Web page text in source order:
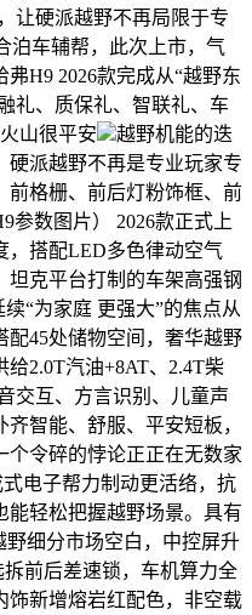
让硬派越野不再局限于专
泊车辅帮，此次上市，气
H9 2026款完成从“越野东
礼、质保礼、智联礼、车
山很平安
越野机能的迭
硬派越野不再是专业玩家专
前格栅、前后灯粉饰框、前
参数图片） 2026款正式上
，搭配LED多色律动空气
坦克平台打制的车架高强钢
“为家庭 更强大”的焦点从
配45处储物空间，奢华越野
2.0T汽油+8AT、2.4T柴
交互、方言识别、儿童声
智能、舒服、平安短板，
个令碎的悖论正正在无数家
电子帮力制动更活络，抗
能轻松把握越野场景。具有
野细分市场空白，中控屏升
前后差速锁，车机算力全
饰新增熔岩红配色，非空载